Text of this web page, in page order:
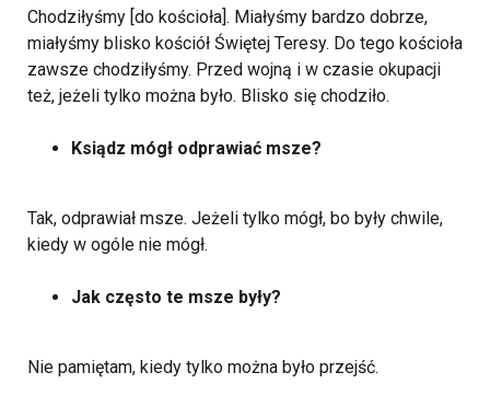
Chodziłyśmy [do kościoła]. Miałyśmy bardzo dobrze,
miałyśmy blisko kościół Świętej Teresy. Do tego kościoła
zawsze chodziłyśmy. Przed wojną i w czasie okupacji
też, jeżeli tylko można było. Blisko się chodziło.
Ksiądz mógł odprawiać msze?
Tak, odprawiał msze. Jeżeli tylko mógł, bo były chwile,
kiedy w ogóle nie mógł.
Jak często te msze były?
Nie pamiętam, kiedy tylko można było przejść.